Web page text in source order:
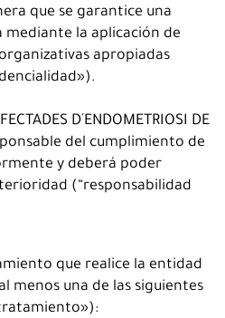
que se garantice una
mediante la aplicación de
apropiadas
D´ENDOMETRIOSI DE
del cumplimiento de
y deberá poder
(“responsabilidad
que realice la entidad
menos una de las siguientes